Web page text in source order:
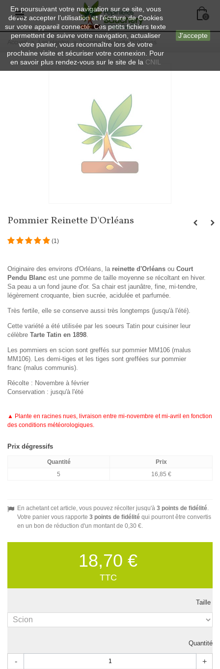
En poursuivant votre navigation sur ce site, vous
devez accepter l’utilisation et l'écriture de Cookies
sur votre appareil connecté. Ces petits fichiers texte
permettent de suivre votre navigation, actualiser
votre panier, vous reconnaître lors de votre
prochaine visite et sécuriser votre connexion. Pour
en savoir plus rendez-vous sur le site de la CNIL
J'accepte
0
Accueil > Les plantes > Pommier Reinette D'Orléans
Pommier Reinette D'Orléans
(1)
Originaire des environs d'Orléans, lareinette d'Orléans ou Court
Pendu Blanc est une pomme de taille moyenne se récoltant en hiver.
Sa peau a un fond jaune d'or. Sa chair est jaunâtre, fine, mi-tendre,
légèrement croquante, bien sucrée, acidulée et parfumée.
Très fertile, elle se conserve aussi très longtemps (jusqu'à l'été).
Cette variété a été utilisée par les soeurs Tatin pour cuisiner leur
célèbre Tarte Tatin en 1898.
Les pommiers en scion sont greffés sur pommier MM106 (malus
MM106). Les demi-tiges et les tiges sont greffées sur pommier
franc (malus communis).
Récolte : Novembre à février
Conservation : jusqu'à l'été
▲ Plante en racines nues, livraison entre mi-novembre et mi-avril en fonction
des conditions météorologiques.
Prix dégressifs
Quantité
Prix
5
16,85 €
En achetant cet article, vous pouvez récolter jusqu'à 3 points de fidélité.
Votre panier vous rapporte 3 points de fidélité qui pourront être convertis
en un bon de réduction d'un montant de 0,30 €.
18,70 €
TTC
Taille
Quantité
- +